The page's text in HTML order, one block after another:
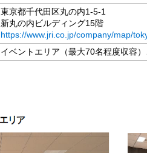
東京都千代田区丸の内1-5-1
新丸の内ビルディング15階
https://www.jri.co.jp/company/map/
イベントエリア（最大70名程度収容